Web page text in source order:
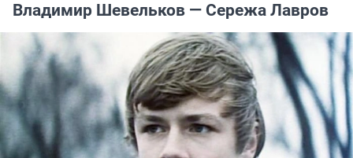
Владимир Шевельков — Сережа Лавров